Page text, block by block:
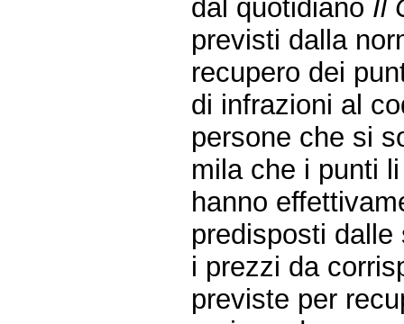
dal quotidiano Il
previsti dalla
recupero dei
di infrazioni al
persone che si
mila che i punti
hanno
predisposti
i prezzi da
previste per